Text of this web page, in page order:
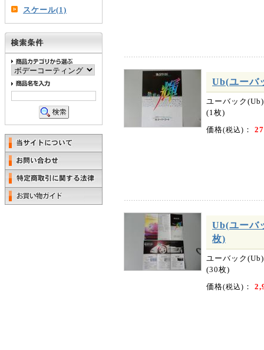
スケール(1)
Ub(ユーバ
ユーバック
(1枚)
価格(税込) ：
Ub(ユーバ
枚)
ユーバック
(30枚)
価格(税込) ：